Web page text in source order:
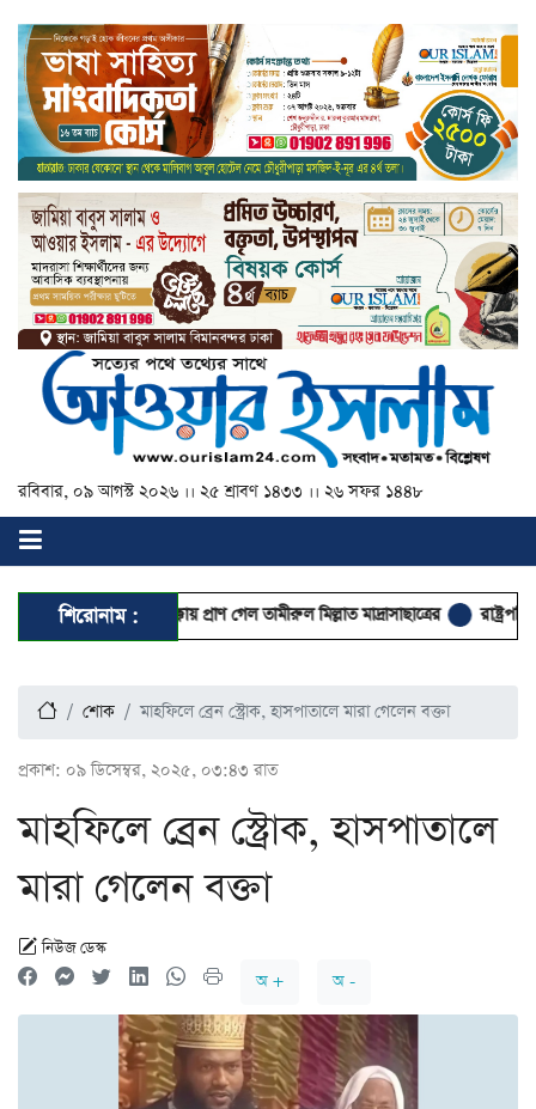
রবিবার, ০৯ আগস্ট ২০২৬ ।। ২৫ শ্রাবণ ১৪৩৩ ।। ২৬ সফর ১৪৪৮
শিরোনাম :
কাভার্ডভ্যানের ধাক্কায় প্রাণ গেল তামীরুল মিল্লাত মাদ্রাসাছাত্রের রাষ্ট্রপতি
শোক মাহফিলে ব্রেন স্ট্রোক, হাসপাতালে মারা গেলেন বক্তা
প্রকাশ: ০৯ ডিসেম্বর, ২০২৫, ০৩:৪৩ রাত
মাহফিলে ব্রেন স্ট্রোক, হাসপাতালে
মারা গেলেন বক্তা
নিউজ ডেস্ক
অ +
অ -